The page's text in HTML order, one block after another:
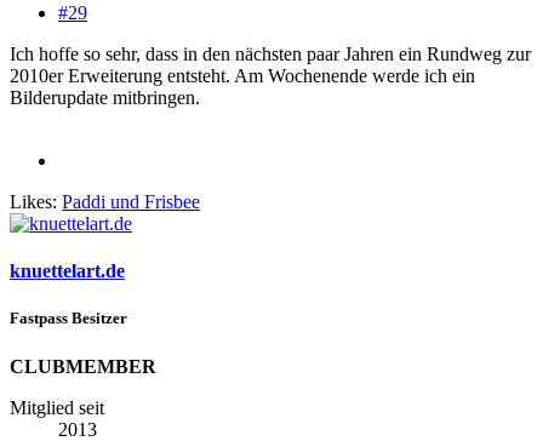
#29
Ich hoffe so sehr, dass in den nächsten paar Jahren ein Rundweg zur
2010er Erweiterung entsteht. Am Wochenende werde ich ein
Bilderupdate mitbringen.
Likes: Paddi und Frisbee
knuettelart.de
Fastpass Besitzer
CLUBMEMBER
Mitglied seit
2013